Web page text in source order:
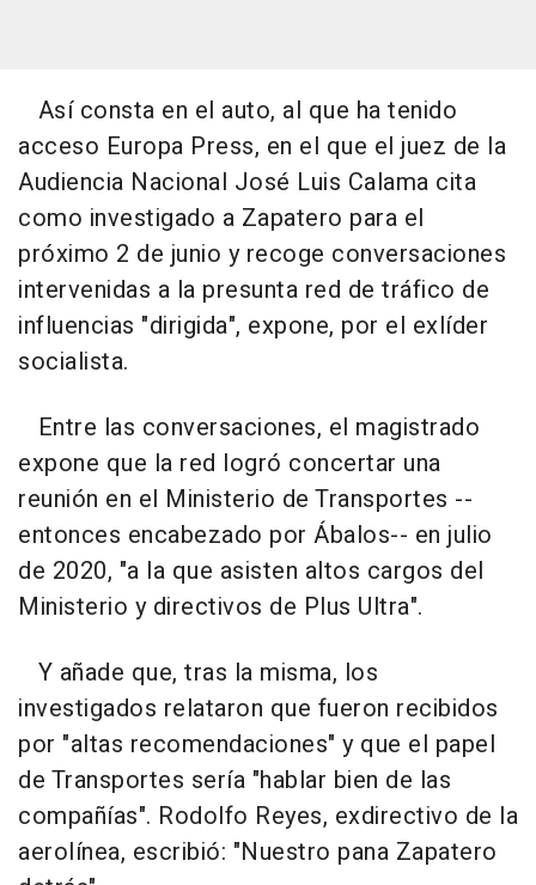
Así consta en el auto, al que ha tenido
acceso Europa Press, en el que el juez de la
Audiencia Nacional José Luis Calama cita
como investigado a Zapatero para el
próximo 2 de junio y recoge conversaciones
intervenidas a la presunta red de tráfico de
influencias "dirigida", expone, por el exlíder
socialista.
Entre las conversaciones, el magistrado
expone que la red logró concertar una
reunión en el Ministerio de Transportes --
entonces encabezado por Ábalos-- en julio
de 2020, "a la que asisten altos cargos del
Ministerio y directivos de Plus Ultra".
Y añade que, tras la misma, los
investigados relataron que fueron recibidos
por "altas recomendaciones" y que el papel
de Transportes sería "hablar bien de las
compañías". Rodolfo Reyes, exdirectivo de la
aerolínea, escribió: "Nuestro pana Zapatero